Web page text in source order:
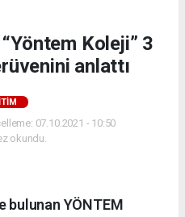
Koleji” 3
anlattı
07.10.2021 - 10:50
okundu.
bulunan YÖNTEM